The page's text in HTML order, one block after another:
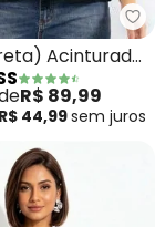
(Preta) em
Acinturada
R$ 89,99
R$ 44,99sem juros